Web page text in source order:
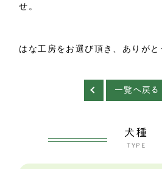
せ。
はな工房をお選び頂き、ありがと
一覧へ戻る
犬種
TYPE